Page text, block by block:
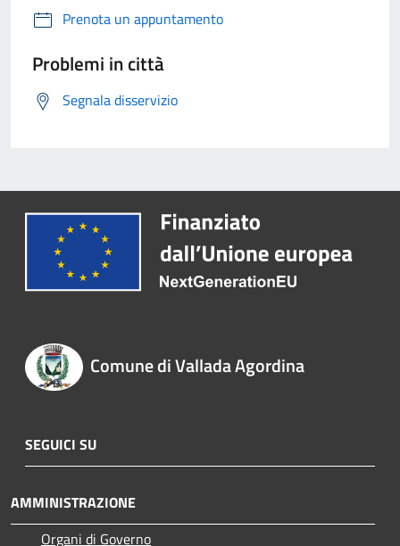
Prenota un appuntamento
Problemi in città
Segnala disservizio
Comune di Vallada Agordina
SEGUICI SU
AMMINISTRAZIONE
Organi di Governo